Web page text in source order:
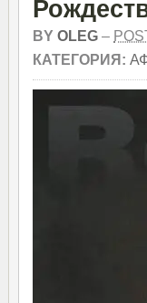
BY OLEG –
КАТЕГОРИЯ: